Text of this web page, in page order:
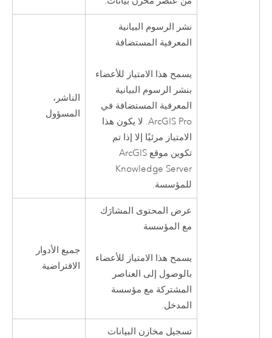
نشر الرسوم البيانية
المعرفية المستضافة
يسمح هذا الامتياز للأعضاء
بنشر الرسوم البيانية
المعرفية المستضافة في
ArcGIS Pro. لا يكون هذا
الامتياز مرئيًا إلا إذا تم
تكوين موقعArcGIS
Knowledge Server
للمؤسسة.
الناشر،
المسؤول
عرض المحتوى المشارَك
مع المؤسسة
يسمح هذا الامتياز للأعضاء
بالوصول إلى العناصر
المشتركة مع مؤسسة
المدخل.
جميع الأدوار
الافتراضية
تسجيل مخازن البيانات